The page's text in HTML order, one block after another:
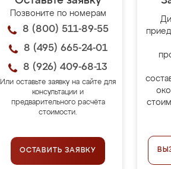
Позвоните по номерам
8 (800) 511-89-55
8 (495) 665-24-01
8 (926) 409-68-13
Или оставьте заявку на сайте для
консультации и
предварительного расчёта
стоимости.
ОСТАВИТЬ ЗАЯВКУ